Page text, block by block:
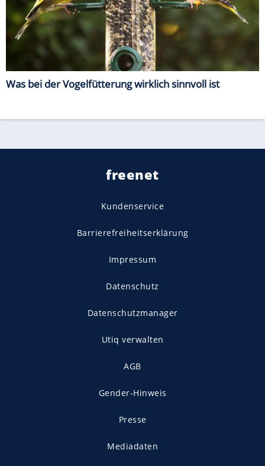
Was bei der Vogelfütterung wirklich sinnvoll ist
freenet
Kundenservice
Barrierefreiheitserklärung
Impressum
Datenschutz
Datenschutzmanager
Utiq verwalten
AGB
Gender-Hinweis
Presse
Mediadaten